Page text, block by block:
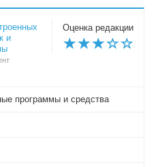
и
Оценка редакции
программы и средства